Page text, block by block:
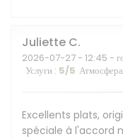
Juliette C
2026-07-27 - 12:45 -
Услуги : 5/5 Атмосфера
Excellents plats,
spéciale à l'accord